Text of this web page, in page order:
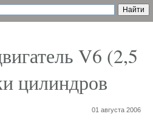
V6 (2,5
цилиндров
01 августа 2006